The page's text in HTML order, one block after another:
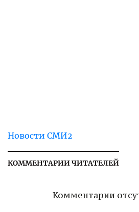
Новости СМИ2
КОММЕНТАРИИ ЧИТАТЕЛЕЙ
Комментарии